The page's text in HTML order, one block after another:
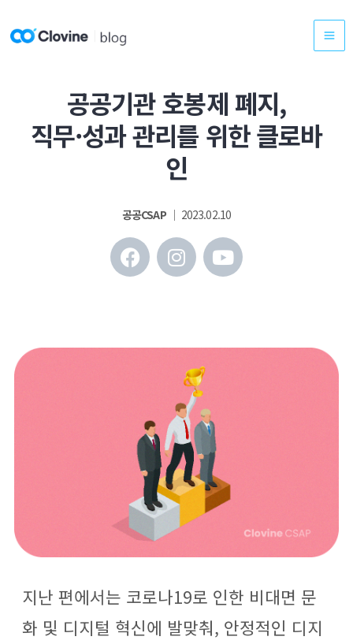
텐
공공기관 호봉제 폐지,
직무·성과 관리를 위한 클로바
인
공공CSAP │ 2023.02.10
F
a
c
o
I
n
s
g
a
m
Y
o
u
b
지난 편에서는 코로나19로 인한 비대면 문
화 및 디지털 혁신에 발맞춰, 안정적인 디지